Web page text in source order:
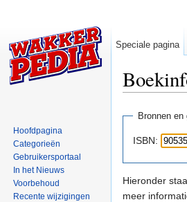
Bronnen
ISBN:
Hieronder
meer
Speciale pagina
Hoofdpagina
Categorieën
Gebruikersportaal
In het Nieuws
Voorbehoud
Recente wijzigingen